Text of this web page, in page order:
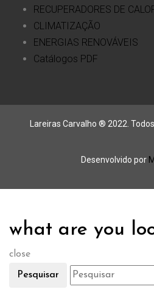
RECUPERADORES DE
CLIMATIZAÇÃO
ENERGIAS RENOVÁVEIS
Catálogos PDF
Lareiras Carvalho ® 2022.
Desenvolvido por
what are you
close
Pesquisar